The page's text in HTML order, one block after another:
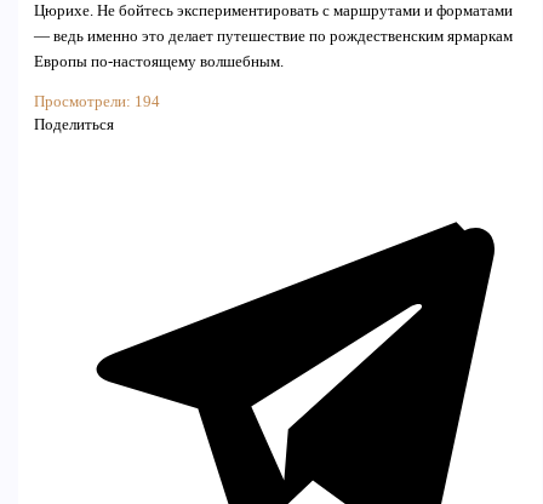
Цюрихе. Не бойтесь экспериментировать с маршрутами и форматами
— ведь именно это делает путешествие по рождественским ярмаркам
Европы по-настоящему волшебным.
Просмотрели: 194
Поделиться